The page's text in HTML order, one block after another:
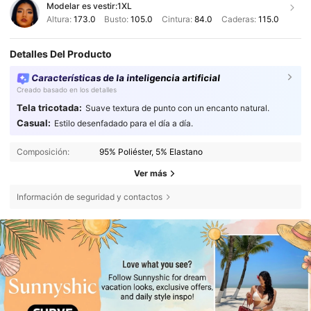
Modelar es vestir:1XL
Altura: 173.0 Busto:105.0 Cintura: 84.0 Caderas: 115.0
Detalles Del Producto
Características de la inteligencia artificial
Creado basado en los detalles
Tela tricotada: Suave textura de punto con un encanto natural.
Casual: Estilo desenfadado para el día a día.
Composición: 95% Poliéster, 5% Elastano
Ver más
Información de seguridad y contactos